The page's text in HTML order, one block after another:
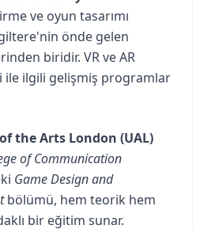
ve oyun tasarımı
önde gelen
biridir. VR ve AR
ile ilgili gelişmiş programlar
the Arts London (UAL)
of Communication
Game Design and
bölümü, hem teorik hem
bir eğitim sunar.